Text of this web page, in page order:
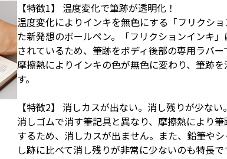
【特徴1】 温度変化で筆跡が透明化！
温度変化によりインキを無色にする「フリクシ
た新発想のボールペン。「フリクションインキ
されているため、筆跡をボディ後部の専用ラバ
摩擦熱によりインキの色が無色に変わり、筆跡
す。
【特徴2】 消しカスが出ない。消し残りが少ない。
消しゴムで消す筆記具と異なり、摩擦熱により
するため、消しカスが出ません。また、鉛筆や
し跡に比べて消し残りが非常に少ないのも特長で